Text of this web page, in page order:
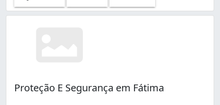
Proteção E Segurança em Fátima